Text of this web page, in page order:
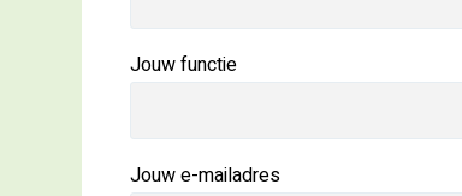
Jouw functie
Jouw e-mailadres